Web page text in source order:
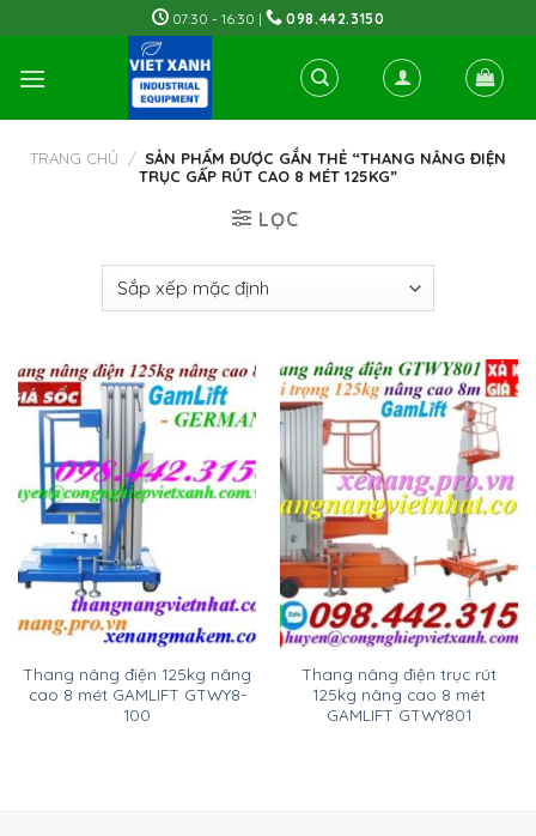
to
content
07:30 - 16:30 | 098.442.3150
TRANG CHỦ / SẢN PHẨM ĐƯỢC GẮN THẺ “THANG NÂNG ĐIỆN
TRỤC GẤP RÚT CAO 8 MÉT 125KG”
LỌC
Thang nâng điện 125kg nâng
cao 8 mét GAMLIFT GTWY8-
100
Thang nâng điện trục rút
125kg nâng cao 8 mét
GAMLIFT GTWY801